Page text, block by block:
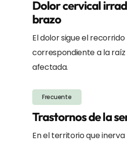
Dolor cervical
brazo
El dolor sigue el recorrido
correspondiente a la
afectada.
Frecuente
Trastornos de la
En el territorio que inerva